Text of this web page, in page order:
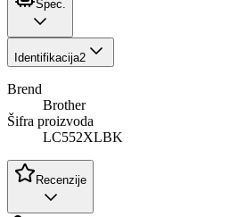
Spec.
Identifikacija2
Brend
Brother
Šifra proizvoda
LC552XLBK
Recenzije